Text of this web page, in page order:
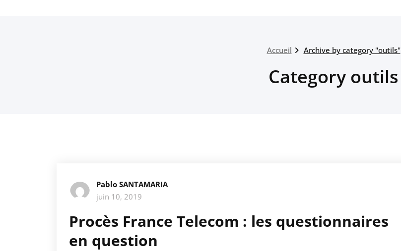
Accueil Archive by category "outils"
Category outils
Pablo SANTAMARIA
juin 10, 2019
Procès France Telecom : les questionnaires
en question